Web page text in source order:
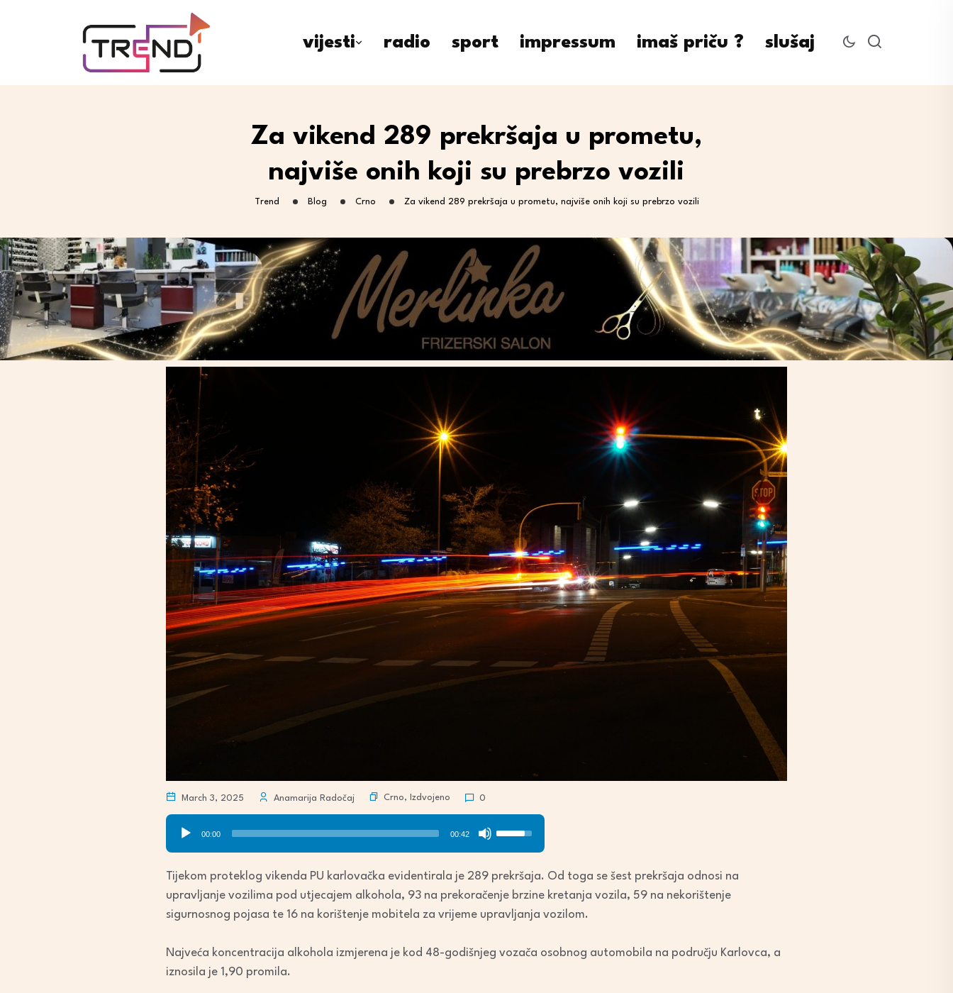
vijesti radio sport impressum imaš priču ? slušaj
Za vikend 289 prekršaja u prometu,
najviše onih koji su prebrzo vozili
Trend Blog Crno Za vikend 289 prekršaja u prometu, najviše onih koji su prebrzo vozili
March 3, 2025 Anamarija Radočaj Crno, Izdvojeno 0
Audio
Player
00:00 00:42
Use
Up/Down
keys
to
increase
decrease
Tijekom proteklog vikenda PU karlovačka evidentirala je 289 prekršaja. Od toga se šest prekršaja odnosi na
upravljanje vozilima pod utjecajem alkohola, 93 na prekoračenje brzine kretanja vozila, 59 na nekorištenje
sigurnosnog pojasa te 16 na korištenje mobitela za vrijeme upravljanja vozilom.
Najveća koncentracija alkohola izmjerena je kod 48-godišnjeg vozača osobnog automobila na području Karlovca, a
iznosila je 1,90 promila.